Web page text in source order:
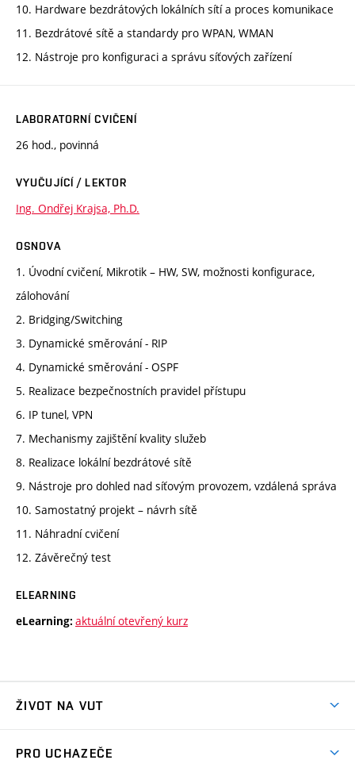
10. Hardware bezdrátových lokálních sítí a proces komunikace
11. Bezdrátové sítě a standardy pro WPAN, WMAN
12. Nástroje pro konfiguraci a správu síťových zařízení
LABORATORNÍ CVIČENÍ
26 hod., povinná
VYUČUJÍCÍ / LEKTOR
Ing. Ondřej Krajsa, Ph.D.
OSNOVA
1. Úvodní cvičení, Mikrotik – HW, SW, možnosti konfigurace,
zálohování
2. Bridging/Switching
3. Dynamické směrování - RIP
4. Dynamické směrování - OSPF
5. Realizace bezpečnostních pravidel přístupu
6. IP tunel, VPN
7. Mechanismy zajištění kvality služeb
8. Realizace lokální bezdrátové sítě
9. Nástroje pro dohled nad síťovým provozem, vzdálená správa
10. Samostatný projekt – návrh sítě
11. Náhradní cvičení
12. Závěrečný test
ELEARNING
eLearning: aktuální otevřený kurz
ŽIVOT NA VUT
PRO UCHAZEČE